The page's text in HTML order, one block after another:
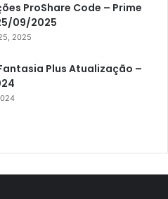
GX PRO
IPTV
ProShare Code – Prime
09/2025
2025
Plus Atualização –